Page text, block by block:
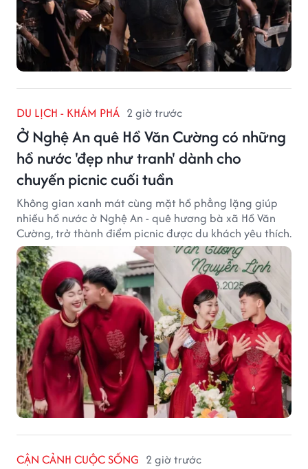
DU LỊCH - KHÁM PHÁ 2 giờ trước
Ở Nghệ An quê Hồ Văn Cường có những
hồ nước 'đẹp như tranh' dành cho
chuyến picnic cuối tuần
Không gian xanh mát cùng mặt hồ phẳng lặng giúp
nhiều hồ nước ở Nghệ An - quê hương bà xã Hồ Văn
Cường, trở thành điểm picnic được du khách yêu thích.
CẬN CẢNH CUỘC SỐNG 2 giờ trước